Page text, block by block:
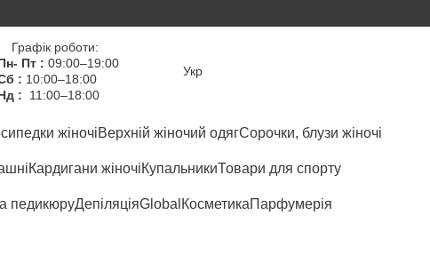
Графік роботи:
Пт : 09:00–19:00
: 10:00–18:00
:
11:00–18:00
Укр
жіночіВерхній жіночий одягСорочки, блузи жіночі
Кардигани жіночіКупальникиТовари для спорту
педикюруДепіляціяGlobal КосметикаПарфумерія